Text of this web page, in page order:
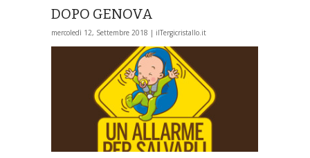
DOPO GENOVA
mercoledì 12, Settembre 2018 | ilTergicristallo.it